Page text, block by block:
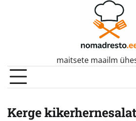
maitsete maailm
Kerge